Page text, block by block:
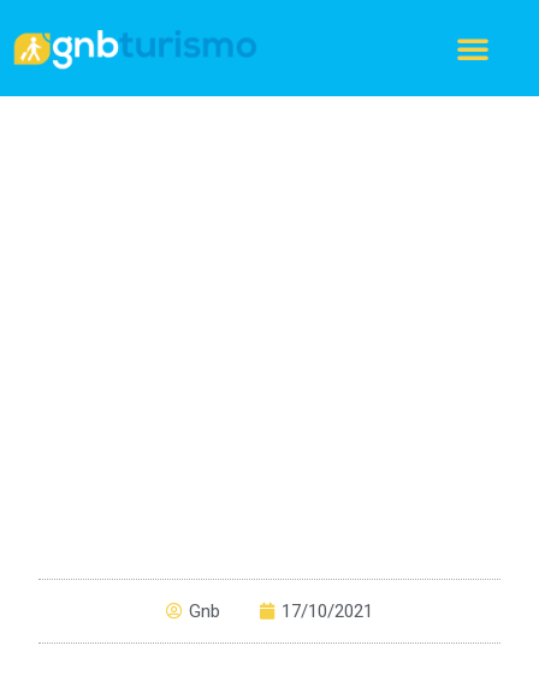
Gnb 17/10/2021